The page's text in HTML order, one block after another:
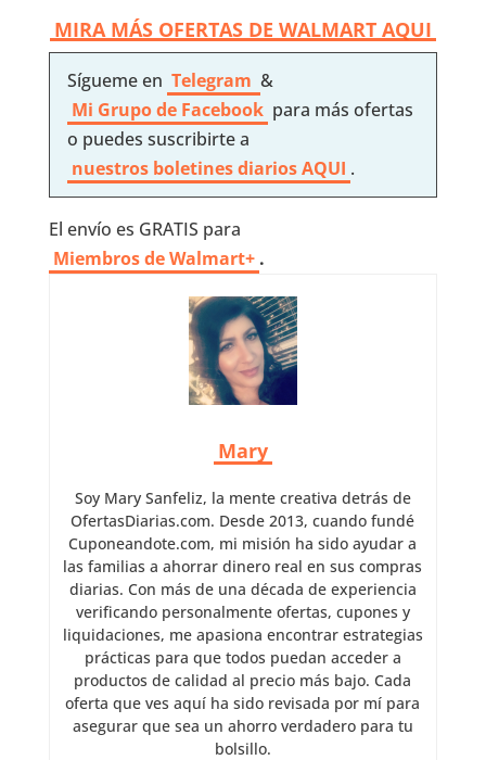
MIRA MÁS OFERTAS DE WALMART AQUI
Sígueme en Telegram &
Mi Grupo de Facebook para más ofertas
o puedes suscribirte a
nuestros boletines diarios AQUI .
El envío es GRATIS para
Miembros de Walmart+ .
Mary
Soy Mary Sanfeliz, la mente creativa detrás de
OfertasDiarias.com. Desde 2013, cuando fundé
Cuponeandote.com, mi misión ha sido ayudar a
las familias a ahorrar dinero real en sus compras
diarias. Con más de una década de experiencia
verificando personalmente ofertas, cupones y
liquidaciones, me apasiona encontrar estrategias
prácticas para que todos puedan acceder a
productos de calidad al precio más bajo. Cada
oferta que ves aquí ha sido revisada por mí para
asegurar que sea un ahorro verdadero para tu
bolsillo.